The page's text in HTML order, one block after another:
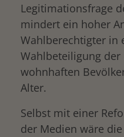
Legitimationsfrage
mindert ein hoher
Wahlberechtigter in
Wahlbeteiligung
wohnhaften
Alter.
Selbst mit einer
der Medien wäre